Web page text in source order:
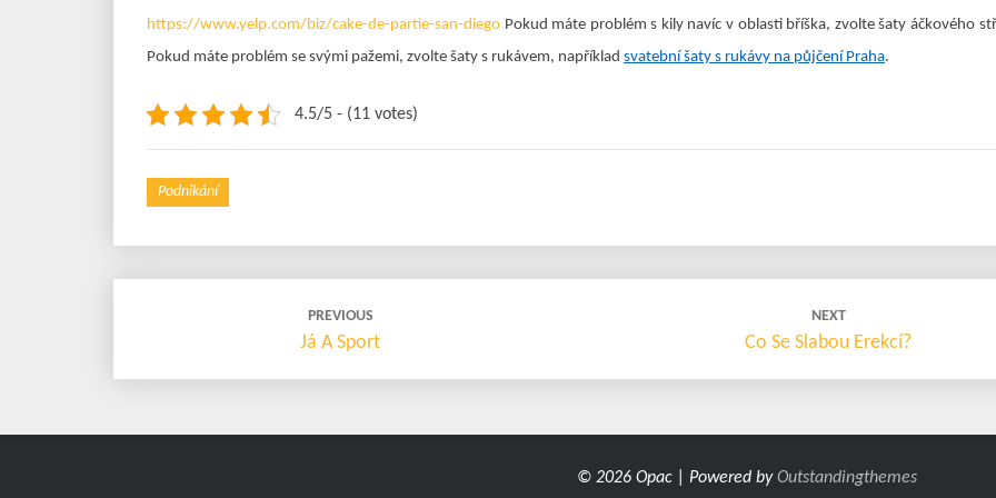
https://www.yelp.com/biz/cake-de-partie-san-diego Pokud máte problém s kily navíc v oblasti bříška, zvolte šaty áčkového
Pokud máte problém se svými pažemi, zvolte šaty s rukávem, například svatební šaty s rukávy na půjčení Praha.
4.5/5 - (11 votes)
Podnikání
PREVIOUS
Já A Sport
NEXT
Co Se Slabou Erekcí?
© 2026 Opac | Powered byOutstandingthemes